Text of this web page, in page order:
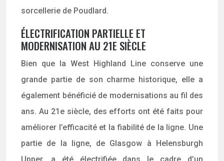
sorcellerie de Poudlard.
ÉLECTRIFICATION PARTIELLE ET
MODERNISATION AU 21E SIÈCLE
Bien que la West Highland Line conserve une
grande partie de son charme historique, elle a
également bénéficié de modernisations au fil des
ans. Au 21e siècle, des efforts ont été faits pour
améliorer l’efficacité et la fiabilité de la ligne. Une
partie de la ligne, de Glasgow à Helensburgh